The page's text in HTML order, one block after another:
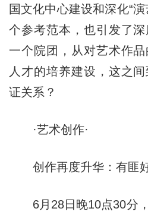
国文化中心建设和深化“
个参考范本，也引发了
一个院团，从对艺术作
人才的培养建设，这之
证关系？
·艺术创作·
创作再度升华：有匪
6月28日晚10点30分，